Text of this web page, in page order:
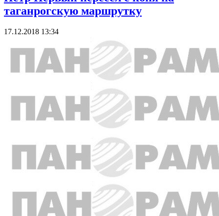
таганрогскую маршрутку
17.12.2018 13:34